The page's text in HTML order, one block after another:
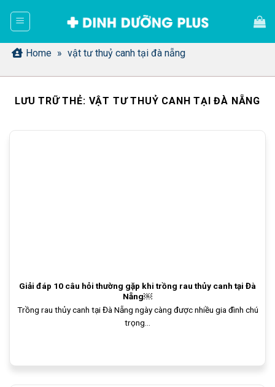
dung Home » vật tư thuỷ canh tại đà nẵng
LƯU TRỮ THẺ: VẬT TƯ THUỶ CANH TẠI ĐÀ NẴNG
Giải đáp 10 câu hỏi thường gặp khi trồng rau thủy canh tại Đà
Nẵng￼
Trồng rau thủy canh tại Đà Nẵng ngày càng được nhiều gia đình chú
trọng...